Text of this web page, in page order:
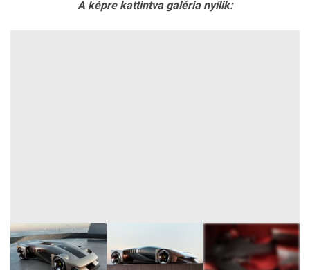
A képre kattintva galéria nyílik: